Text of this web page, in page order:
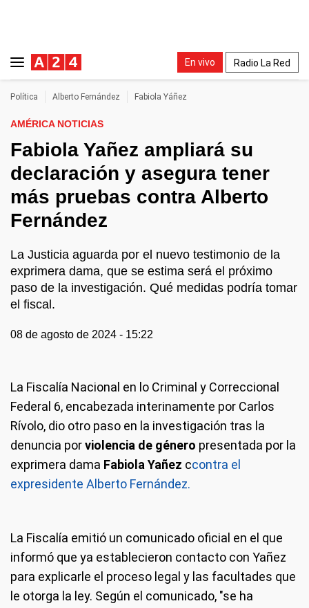
En vivo Radio La Red
Política Alberto Fernández Fabiola Yáñez
AMÉRICA NOTICIAS
Fabiola Yañez ampliará su
declaración y asegura tener
más pruebas contra Alberto
Fernández
La Justicia aguarda por el nuevo testimonio de la
exprimera dama, que se estima será el próximo
paso de la investigación. Qué medidas podría tomar
el fiscal.
08 de agosto de 2024 - 15:22
La Fiscalía Nacional en lo Criminal y Correccional
Federal 6, encabezada interinamente por Carlos
Rívolo, dio otro paso en la investigación tras la
denuncia porviolencia de género presentada por la
exprimera dama Fabiola Yañez ccontra el
expresidente Alberto Fernández.
La Fiscalía emitió un comunicado oficial en el que
informó que ya establecieron contacto con Yañez
para explicarle el proceso legal y las facultades que
le otorga la ley. Según el comunicado, "se ha